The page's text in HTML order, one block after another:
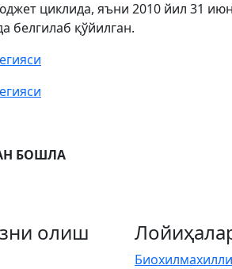
циклида, яъни 2010 йил 31
белгилаб қўйилган.
БОШЛА
олиш